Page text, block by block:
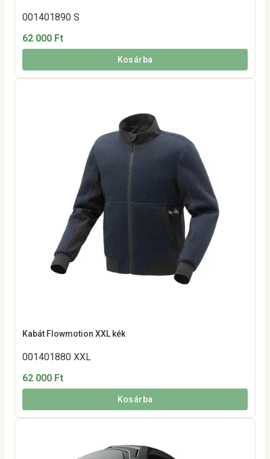
001401890 S
62 000 Ft
Kosárba
Kabát Flowmotion XXL kék
001401880 XXL
62 000 Ft
Kosárba